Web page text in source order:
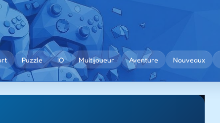
Puzzle IO Multijoueur Aventure Nouveaux